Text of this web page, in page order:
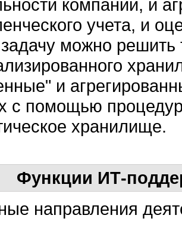
компании, и
учета, и
можно решить
и
с помощью процедур
хранилище.
Функции ИТ-
направления